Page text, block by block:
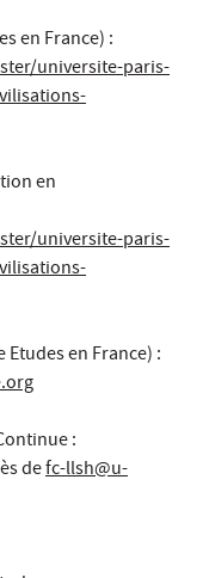
en France) :
universite-paris-
en
universite-paris-
en France) :
:
defc-llsh@u-